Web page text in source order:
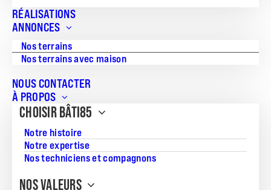
RÉALISATIONS
ANNONCES
Nos terrains
Nos terrains avec maison
NOUS CONTACTER
À PROPOS
CHOISIR BÂTI85
Notre histoire
Notre expertise
Nos techniciens et compagnons
NOS VALEURS
254 000
03112025LLG82
Surface du terrain:
Superficie de la maison:
97